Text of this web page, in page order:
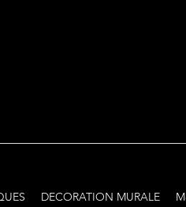
DECORATION MURALE